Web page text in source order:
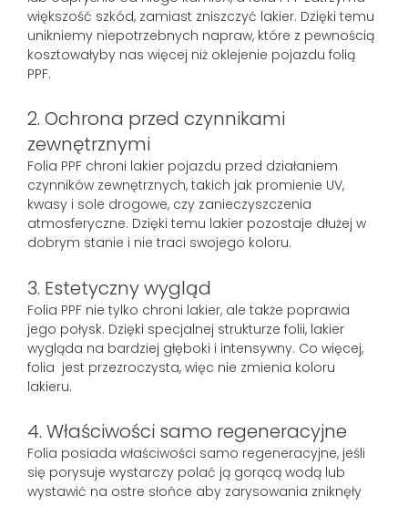
większość szkód, zamiast zniszczyć lakier. Dzięki temu
unikniemy niepotrzebnych napraw, które z pewnością
kosztowałyby nas więcej niż oklejenie pojazdu folią
PPF.
2. Ochrona przed czynnikami
zewnętrznymi
Folia PPF chroni lakier pojazdu przed działaniem
czynników zewnętrznych, takich jak promienie UV,
kwasy i sole drogowe, czy zanieczyszczenia
atmosferyczne. Dzięki temu lakier pozostaje dłużej w
dobrym stanie i nie traci swojego koloru.
3. Estetyczny wygląd
Folia PPF nie tylko chroni lakier, ale także poprawia
jego połysk. Dzięki specjalnej strukturze folii, lakier
wygląda na bardziej głęboki i intensywny. Co więcej,
folia jest przezroczysta, więc nie zmienia koloru
lakieru.
4. Właściwości samo regeneracyjne
Folia posiada właściwości samo regeneracyjne, jeśli
się porysuje wystarczy polać ją gorącą wodą lub
wystawić na ostre słońce aby zarysowania zniknęły